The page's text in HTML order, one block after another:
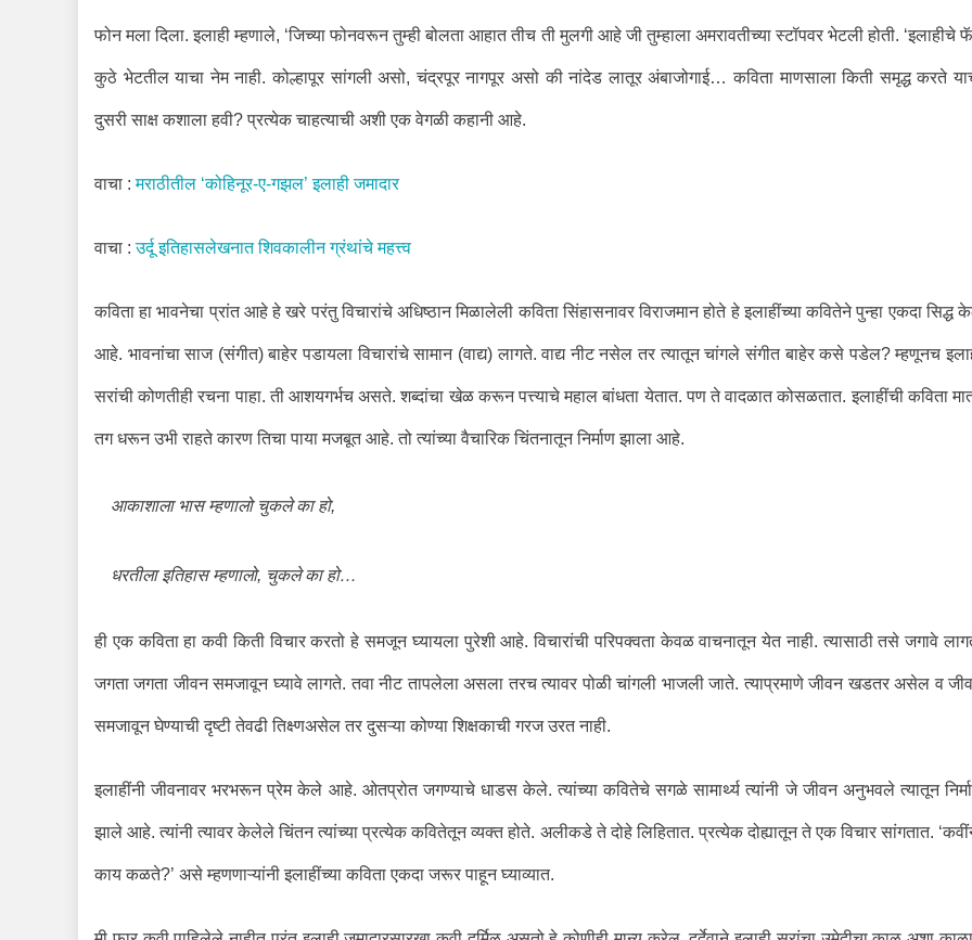
फोन मला दिला. इलाही म्हणाले, ‘जिच्या फोनवरून तुम्ही बोलता आहात तीच ती मुलगी आहे जी तुम्हाला अमरावतीच्या स्टॉपवर भेटली होती. ‘इलाहीचे
कुठे भेटतील याचा नेम नाही. कोल्हापूर सांगली असो, चंद्रपूर नागपूर असो की नांदेड लातूर अंबाजोगाई… कविता माणसाला किती समृद्ध करते
दुसरी साक्ष कशाला हवी? प्रत्येक चाहत्याची अशी एक वेगळी कहानी आहे.
वाचा :मराठीतील ‘कोहिनूर-ए-गझल’ इलाही जमादार
वाचा :उर्दू इतिहासलेखनात शिवकालीन ग्रंथांचे महत्त्व
कविता हा भावनेचा प्रांत आहे हे खरे परंतु विचारांचे अधिष्ठान मिळालेली कविता सिंहासनावर विराजमान होते हे इलाहींच्या कवितेने पुन्हा एकदा सिद्ध
आहे. भावनांचा साज (संगीत) बाहेर पडायला विचारांचे सामान (वाद्य) लागते. वाद्य नीट नसेल तर त्यातून चांगले संगीत बाहेर कसे पडेल? म्हणूनच
सरांची कोणतीही रचना पाहा. ती आशयगर्भच असते. शब्दांचा खेळ करून पत्त्याचे महाल बांधता येतात. पण ते वादळात कोसळतात. इलाहींची कविता
तग धरून उभी राहते कारण तिचा पाया मजबूत आहे. तो त्यांच्या वैचारिक चिंतनातून निर्माण झाला आहे.
आकाशाला भास म्हणालो चुकले का हो,
धरतीला इतिहास म्हणालो, चुकले का हो…
ही एक कविता हा कवी किती विचार करतो हे समजून घ्यायला पुरेशी आहे. विचारांची परिपक्वता केवळ वाचनातून येत नाही. त्यासाठी तसे जगावे
जगता जगता जीवन समजावून घ्यावे लागते. तवा नीट तापलेला असला तरच त्यावर पोळी चांगली भाजली जाते. त्याप्रमाणे जीवन खडतर असेल व
समजावून घेण्याची दृष्टी तेवढी तिक्ष्णअसेल तर दुसऱ्या कोण्या शिक्षकाची गरज उरत नाही.
इलाहींनी जीवनावर भरभरून प्रेम केले आहे. ओतप्रोत जगण्याचे धाडस केले. त्यांच्या कवितेचे सगळे सामार्थ्य त्यांनी जे जीवन अनुभवले त्यातून
झाले आहे. त्यांनी त्यावर केलेले चिंतन त्यांच्या प्रत्येक कवितेतून व्यक्त होते. अलीकडे ते दोहे लिहितात. प्रत्येक दोह्यातून ते एक विचार सांगतात.
काय कळते?’ असे म्हणणाऱ्यांनी इलाहींच्या कविता एकदा जरूर पाहून घ्याव्यात.